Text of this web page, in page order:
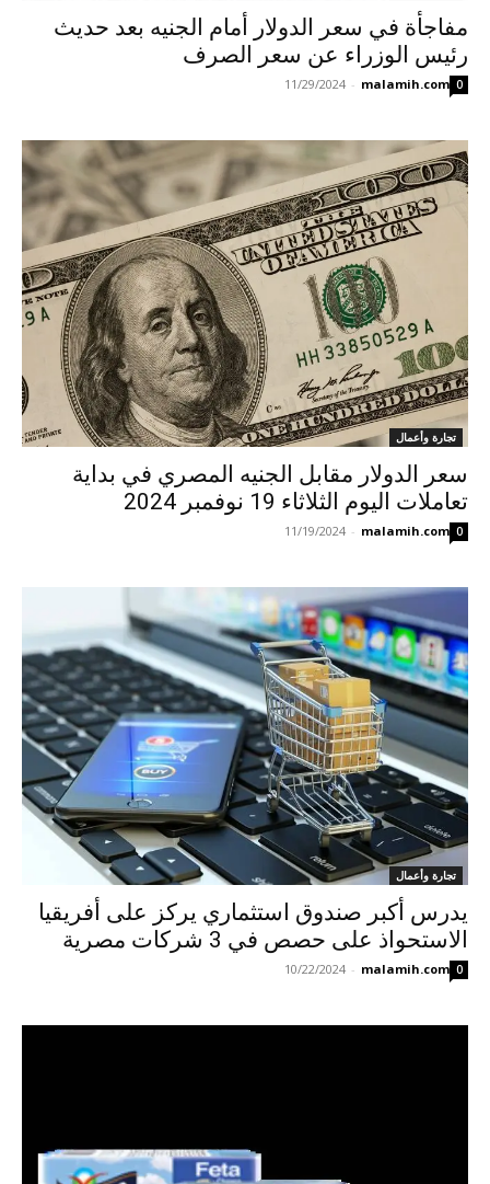
مفاجأة في سعر الدولار أمام الجنيه بعد حديث
رئيس الوزراء عن سعر الصرف
malamih.com
-
11/29/2024 0
تجارة وأعمال
سعر الدولار مقابل الجنيه المصري في بداية
تعاملات اليوم الثلاثاء 19 نوفمبر 2024
malamih.com
-
11/19/2024 0
تجارة وأعمال
يدرس أكبر صندوق استثماري يركز على أفريقيا
الاستحواذ على حصص في 3 شركات مصرية
malamih.com
-
10/22/2024 0